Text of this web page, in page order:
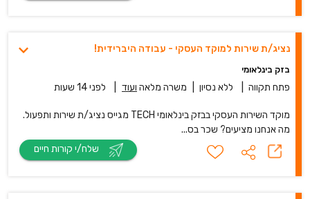
נציג/ת שירות למוקד העסקי - עבודה היברידית!
בזק בינלאומי
פתח תקווה ללא נסיון משרה מלאה ועוד לפני 14 שעות
מוקד השירות העסקי בבזק בינלאומי TECH מגייס נציג/ת שירות ותפעול.
מה אנחנו מציעים? שכר בס...